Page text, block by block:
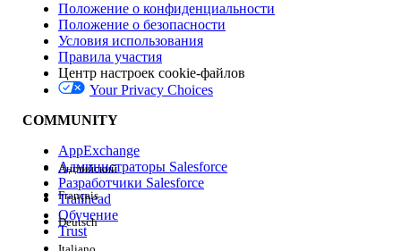
Версия
Возможности
Положение о конфиденциальности
Положение о безопасности
Условия использования
Правила участия
Центр настроек cookie-файлов
Your Privacy Choices
COMMUNITY
AppExchange
Администраторы Salesforce
Разработчики Salesforce
Trailhead
Обучение
Trust
Английский
Français
Deutsch